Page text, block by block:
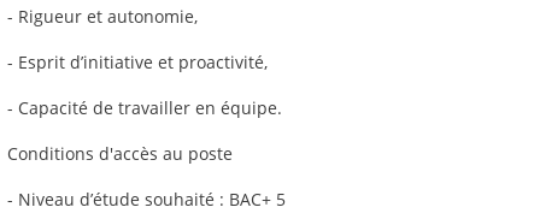
- Rigueur et autonomie,
- Esprit d’initiative et proactivité,
- Capacité de travailler en équipe.
Conditions d'accès au poste
- Niveau d’étude souhaité : BAC+ 5